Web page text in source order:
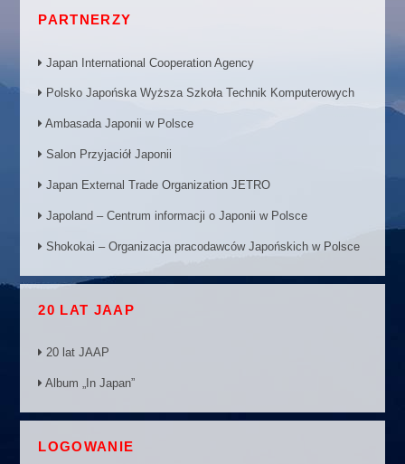
PARTNERZY
Japan International Cooperation Agency
Polsko Japońska Wyższa Szkoła Technik Komputerowych
Ambasada Japonii w Polsce
Salon Przyjaciół Japonii
Japan External Trade Organization JETRO
Japoland – Centrum informacji o Japonii w Polsce
Shokokai – Organizacja pracodawców Japońskich w Polsce
20 LAT JAAP
20 lat JAAP
Album „In Japan”
LOGOWANIE